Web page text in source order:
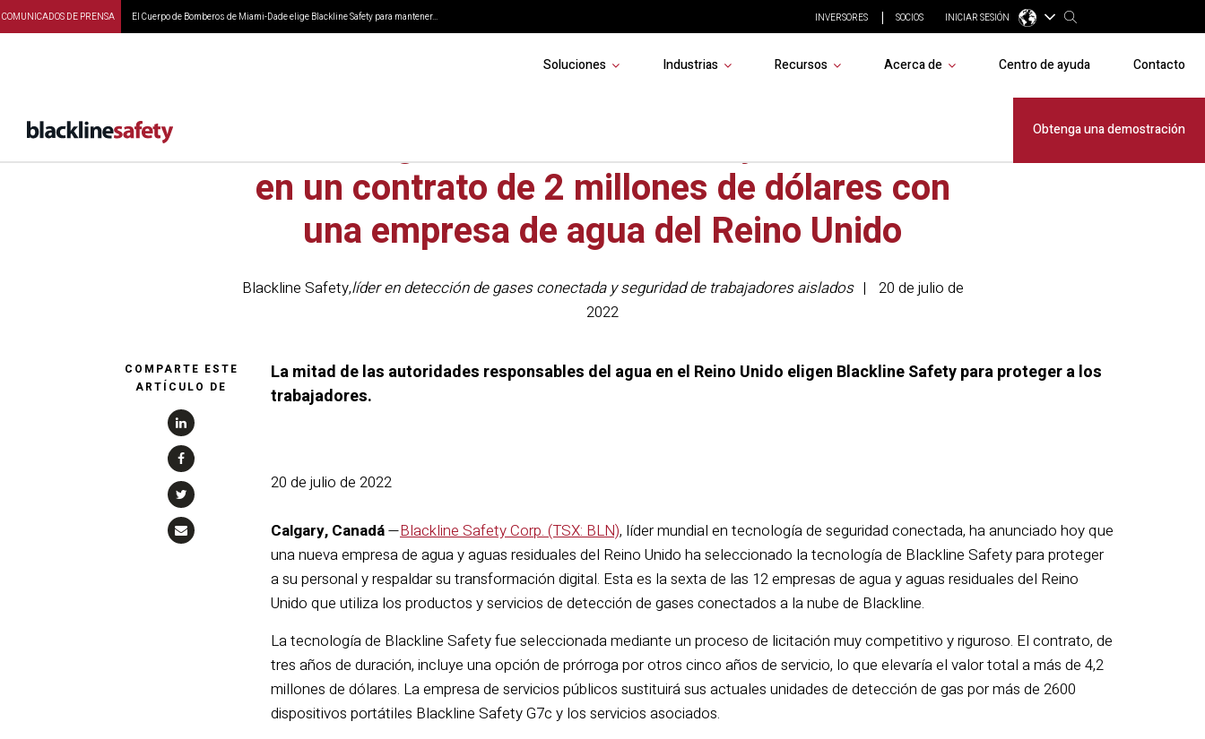
COMUNICADOS DE PRENSA El Cuerpo de Bomberos de Miami-Dade elige Blackline Safety para mantener... INVERSORES SOCIOS INICIAR SESIÓN
Soluciones Industrias Recursos Acerca de Centro de ayuda Contacto
Obtenga una demostración
en un contrato de 2 millones de dólares con
una empresa de agua del Reino Unido
Blackline Safety,líder en detección de gases conectada y seguridad de trabajadores aislados
20 de julio de
2022
COMPARTE ESTE
ARTÍCULO DE
La mitad de las autoridades responsables del agua en el Reino Unido eligen Blackline Safety para proteger a los
trabajadores.
20 de julio de 2022
Calgary, Canadá—Blackline Safety Corp. (TSX: BLN), líder mundial en tecnología de seguridad conectada, ha anunciado hoy que
una nueva empresa de agua y aguas residuales del Reino Unido ha seleccionado la tecnología de Blackline Safety para proteger
a su personal y respaldar su transformación digital. Esta es la sexta de las 12 empresas de agua y aguas residuales del Reino
Unido que utiliza los productos y servicios de detección de gases conectados a la nube de Blackline.
La tecnología de Blackline Safety fue seleccionada mediante un proceso de licitación muy competitivo y riguroso. El contrato, de
tres años de duración, incluye una opción de prórroga por otros cinco años de servicio, lo que elevaría el valor total a más de 4,2
millones de dólares. La empresa de servicios públicos sustituirá sus actuales unidades de detección de gas por más de 2600
dispositivos portátiles Blackline Safety G7c y los servicios asociados.